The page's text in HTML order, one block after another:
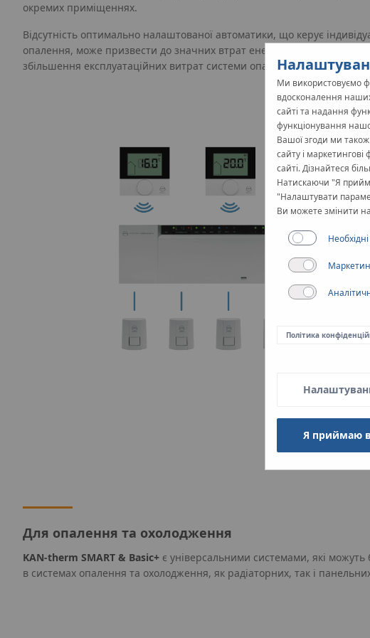
окремих приміщеннях.
Відсутність оптимально налаштованої автоматики, що керує
опалення, може призвести до значних втрат енергії (перегріву
збільшення експлуатаційних витрат системи опалення.
Для опалення та охолодження
KAN-therm SMART & Basic+ є універсальними системами, які можуть
в системах опалення та охолодження, як радіаторних, так і
Ми використовуємо
вдосконалення
сайті та надання
функціонування
Вашої згоди ми
сайту і
сайті. Дізнайтеся
Натискаючи "Я
"Налаштувати
Ви можете змінити
Політика
Я приймаю